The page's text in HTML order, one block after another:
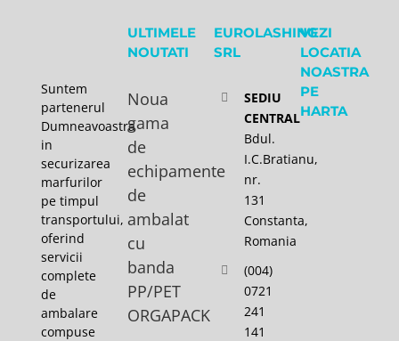
Suntem
partenerul
Dumneavoastra
in
securizarea
marfurilor
pe timpul
transportului,
oferind
servicii
complete
de
ambalare
compuse
ULTIMELE
NOUTATI
Noua
gama
de
echipamente
de
ambalat
cu
banda
PP/PET
ORGAPACK
EUROLASHING
SRL
SEDIU
CENTRAL
Bdul.
I.C.Bratianu,
nr.
131
Constanta,
Romania
(004)
0721
241
141
VEZI
LOCATIA
NOASTRA
PE
HARTA